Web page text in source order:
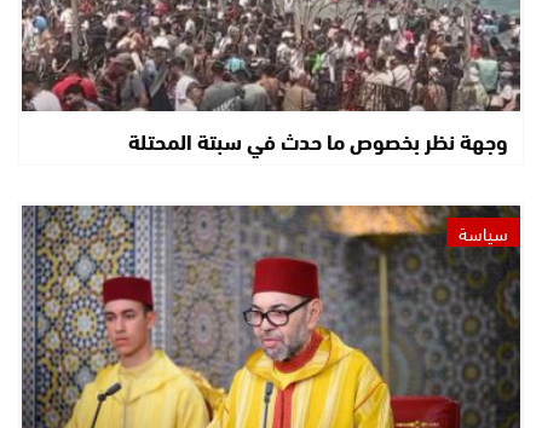
وجهة نظر بخصوص ما حدث في سبتة المحتلة
سياسة